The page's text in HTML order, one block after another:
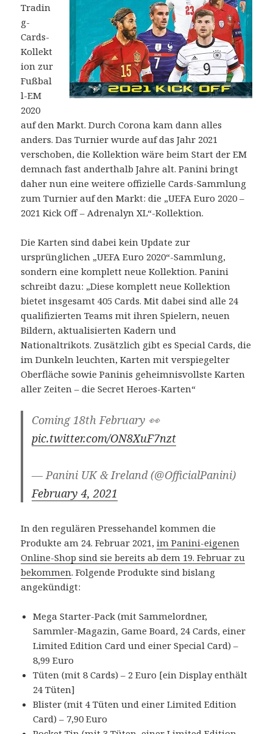
Tradin
g-
Cards-
Kollekt
ion zur
Fußbal
l-EM
2020
auf den Markt. Durch Corona kam dann alles
anders. Das Turnier wurde auf das Jahr 2021
verschoben, die Kollektion wäre beim Start der EM
demnach fast anderthalb Jahre alt. Panini bringt
daher nun eine weitere offizielle Cards-Sammlung
zum Turnier auf den Markt: die „UEFA Euro 2020 –
2021 Kick Off – Adrenalyn XL“-Kollektion.
Die Karten sind dabei kein Update zur
ursprünglichen „UEFA Euro 2020“-Sammlung,
sondern eine komplett neue Kollektion. Panini
schreibt dazu: „Diese komplett neue Kollektion
bietet insgesamt 405 Cards. Mit dabei sind alle 24
qualifizierten Teams mit ihren Spielern, neuen
Bildern, aktualisierten Kadern und
Nationaltrikots. Zusätzlich gibt es Special Cards, die
im Dunkeln leuchten, Karten mit verspiegelter
Oberfläche sowie Paninis geheimnisvollste Karten
aller Zeiten – die Secret Heroes-Karten“
Coming 18th February 👀
pic.twitter.com/ON8XuF7nzt
— Panini UK & Ireland (@OfficialPanini)
February 4, 2021
In den regulären Pressehandel kommen die
Produkte am 24. Februar 2021,im Panini-eigenen
Online-Shop sind sie bereits ab dem 19. Februar zu
bekommen. Folgende Produkte sind bislang
angekündigt:
Mega Starter-Pack (mit Sammelordner,
Sammler-Magazin, Game Board, 24 Cards, einer
Limited Edition Card und einer Special Card) –
8,99 Euro
Tüten (mit 8 Cards) – 2 Euro [ein Display enthält
24 Tüten]
Blister (mit 4 Tüten und einer Limited Edition
Card) – 7,90 Euro